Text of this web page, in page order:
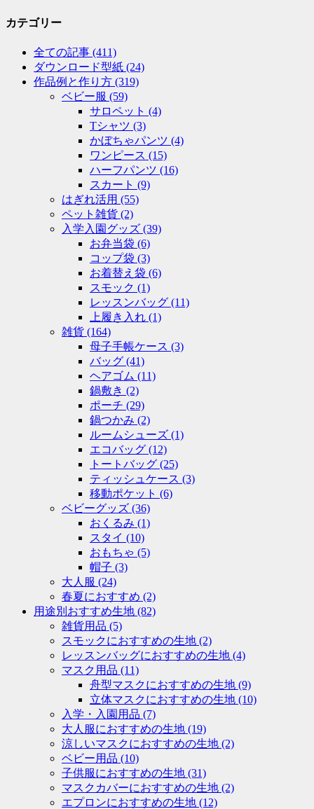
カテゴリー
全ての記事 (411)
ダウンロード型紙 (24)
作品例と作り方 (319)
ベビー服 (59)
サロペット (4)
Tシャツ (3)
かぼちゃパンツ (4)
ワンピース (15)
ハーフパンツ (16)
スカート (9)
はぎれ活用 (55)
ペット雑貨 (2)
入学入園グッズ (39)
お弁当袋 (6)
コップ袋 (3)
お着替え袋 (6)
スモック (1)
レッスンバッグ (11)
上履き入れ (1)
雑貨 (164)
母子手帳ケース (3)
バッグ (41)
ヘアゴム (11)
鍋敷き (2)
ポーチ (29)
鍋つかみ (2)
ルームシューズ (1)
エコバッグ (12)
トートバッグ (25)
ティッシュケース (3)
移動ポケット (6)
ベビーグッズ (36)
おくるみ (1)
スタイ (10)
おもちゃ (5)
帽子 (3)
大人服 (24)
春夏におすすめ (2)
用途別おすすめ生地 (82)
雑貨用品 (5)
スモックにおすすめの生地 (2)
レッスンバッグにおすすめの生地 (4)
マスク用品 (11)
舟型マスクにおすすめの生地 (9)
立体マスクにおすすめの生地 (10)
入学・入園用品 (7)
大人服におすすめの生地 (19)
涼しいマスクにおすすめの生地 (2)
ベビー用品 (10)
子供服におすすめの生地 (31)
マスクカバーにおすすめの生地 (2)
エプロンにおすすめの生地 (12)